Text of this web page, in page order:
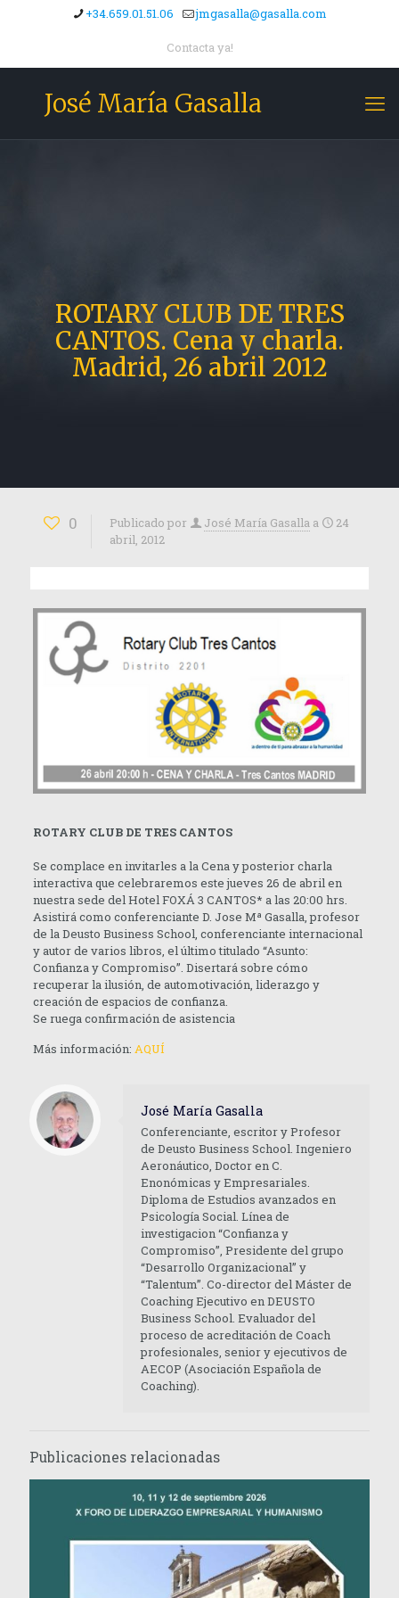
+34.659.01.51.06 jmgasalla@gasalla.com
Contacta ya!
José María Gasalla
ROTARY CLUB DE TRES
CANTOS. Cena y charla.
Madrid, 26 abril 2012
0 Publicado por José María Gasalla a
24
abril, 2012
ROTARY CLUB DE TRES CANTOS
Se complace en invitarles a la Cena y posterior charla
interactiva que celebraremos este jueves 26 de abril en
nuestra sede del Hotel FOXÁ 3 CANTOS* a las 20:00 hrs.
Asistirá como conferenciante D. Jose Mª Gasalla, profesor
de la Deusto Business School, conferenciante internacional
y autor de varios libros, el último titulado “Asunto:
Confianza y Compromiso”. Disertará sobre cómo
recuperar la ilusión, de automotivación, liderazgo y
creación de espacios de confianza.
Se ruega confirmación de asistencia
Más información: AQUÍ
José María Gasalla
Conferenciante, escritor y Profesor
de Deusto Business School. Ingeniero
Aeronáutico, Doctor en C.
Enonómicas y Empresariales.
Diploma de Estudios avanzados en
Psicología Social. Línea de
investigacion “Confianza y
Compromiso”, Presidente del grupo
“Desarrollo Organizacional” y
“Talentum”. Co-director del Máster de
Coaching Ejecutivo en DEUSTO
Business School. Evaluador del
proceso de acreditación de Coach
profesionales, senior y ejecutivos de
AECOP (Asociación Española de
Coaching).
Publicaciones relacionadas